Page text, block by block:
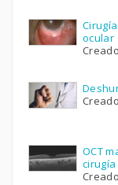
ocular
OCT